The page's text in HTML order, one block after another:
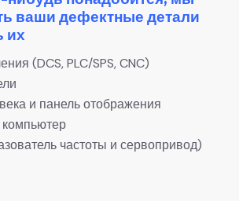
ваши дефектные детали
их
(DCS, PLC/SPS, CNC)
и панель отображения
частоты и сервопривод)